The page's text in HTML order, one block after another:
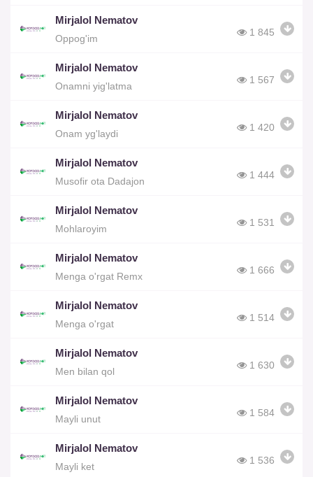
Mirjalol Nematov
Oppog'im
1 845
Mirjalol Nematov
Onamni yig'latma
1 567
Mirjalol Nematov
Onam yg'laydi
1 420
Mirjalol Nematov
Musofir ota Dadajon
1 444
Mirjalol Nematov
Mohlaroyim
1 531
Mirjalol Nematov
Menga o'rgat Remx
1 666
Mirjalol Nematov
Menga o'rgat
1 514
Mirjalol Nematov
Men bilan qol
1 630
Mirjalol Nematov
Mayli unut
1 584
Mirjalol Nematov
Mayli ket
1 536